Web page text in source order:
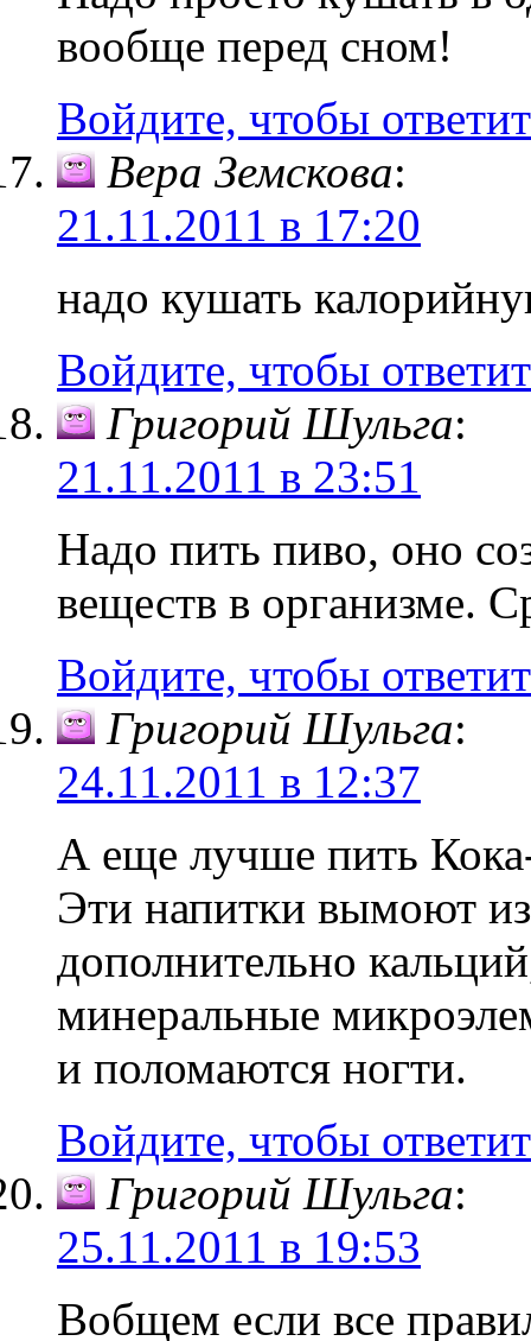
вообще перед сном!
Войдите, чтобы
Вера Земскова:
21.11.2011 в 17:20
надо кушать
Войдите, чтобы
Григорий Шульга:
21.11.2011 в 23:51
Надо пить пиво, оно
веществ в организме.
Войдите, чтобы
Григорий Шульга:
24.11.2011 в 12:37
А еще лучше пить
Эти напитки вымоют
дополнительно
минеральные
и поломаются ногти.
Войдите, чтобы
Григорий Шульга:
25.11.2011 в 19:53
Вобщем если все